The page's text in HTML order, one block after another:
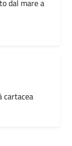
dal mare a
cartacea